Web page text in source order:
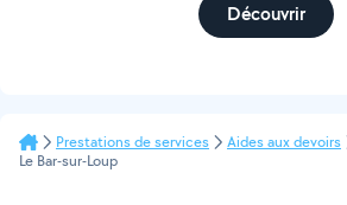
Découvrir
Prestations de services Aides aux devoirs
Le Bar-sur-Loup